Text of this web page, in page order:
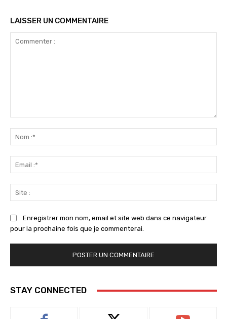
LAISSER UN COMMENTAIRE
:*
:*
:
Enregistrer mon nom, email et site web dans ce navigateur
pour la prochaine fois que je commenterai.
STAY CONNECTED